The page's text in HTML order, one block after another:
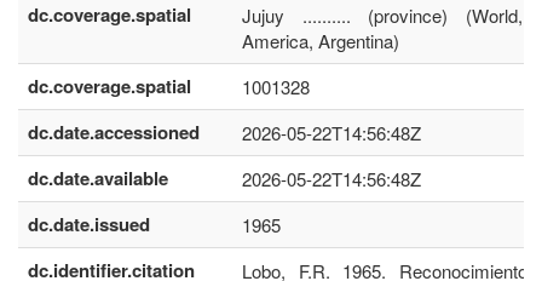
dc.coverage.spatial
Jujuy .......... (province) (World,
America, Argentina)
dc.coverage.spatial 1001328
dc.date.accessioned 2026-05-22T14:56:48Z
dc.date.available 2026-05-22T14:56:48Z
dc.date.issued 1965
dc.identifier.citation
Lobo, F.R. 1965.